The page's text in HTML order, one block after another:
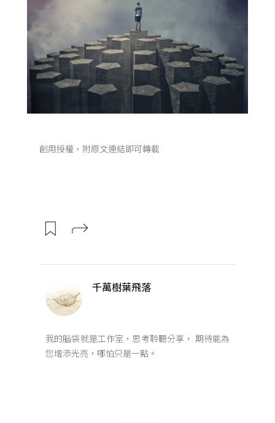
創用授權，附原文連結即可轉載
千萬樹葉飛落
我的腦袋就是工作室，思考聆聽分享， 期待能為
您增添光亮，哪怕只是一點。